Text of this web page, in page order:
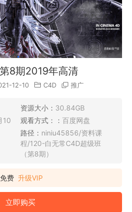
8期2019年高清
12-10 C4D 推广
资源大小： 30.84GB
10
观看方式：： 百度网盘
路径： niniu45856/资料课
程/120-白无常C4D超级班
（第8期）
费 升级VIP
立即购买